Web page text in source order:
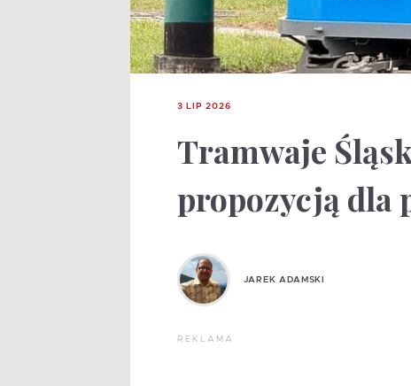
3 LIP 2026
Tramwaje
propozycją dla
JAREK ADAMSKI
REKLAMA